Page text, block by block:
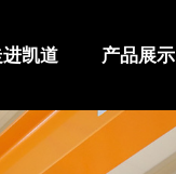
进凯道 产品展示